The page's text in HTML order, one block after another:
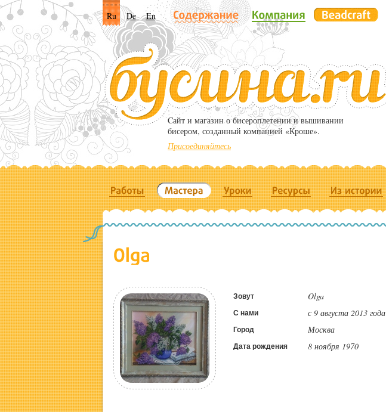
Ru De En
Cайт и магазин о бисероплетении и вышивании
бисером, созданный компанией «Кроше».
Присоединяйтесь
Зовут Olga
С нами с 9 августа 2013 года
Город Москва
Дата рождения 8 ноября 1970